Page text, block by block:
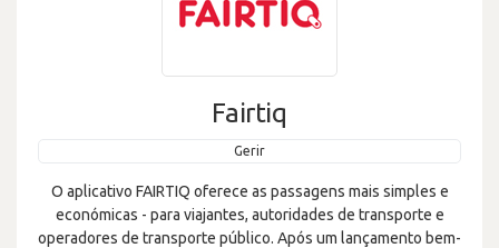
Fairtiq
Gerir
O aplicativo FAIRTIQ oferece as passagens mais simples e
económicas - para viajantes, autoridades de transporte e
operadores de transporte público. Após um lançamento bem-